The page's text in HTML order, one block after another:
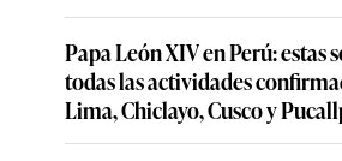
Papa León XIV en Perú: estas
todas las actividades
Lima, Chiclayo, Cusco y